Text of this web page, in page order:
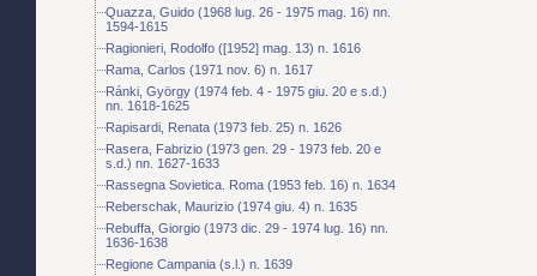
Quazza, Guido (1968 lug. 26 - 1975 mag. 16) nn.
1594-1615
Ragionieri, Rodolfo ([1952] mag. 13) n. 1616
Rama, Carlos (1971 nov. 6) n. 1617
Ránki, György (1974 feb. 4 - 1975 giu. 20 e s.d.)
nn. 1618-1625
Rapisardi, Renata (1973 feb. 25) n. 1626
Rasera, Fabrizio (1973 gen. 29 - 1973 feb. 20 e
s.d.) nn. 1627-1633
Rassegna Sovietica. Roma (1953 feb. 16) n. 1634
Reberschak, Maurizio (1974 giu. 4) n. 1635
Rebuffa, Giorgio (1973 dic. 29 - 1974 lug. 16) nn.
1636-1638
Regione Campania (s.l.) n. 1639